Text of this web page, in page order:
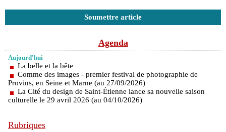
Soumettre article
Agenda
Aujourd'hui
La belle et la bête
Comme des images - premier festival de photographie de
Provins, en Seine et Marne (au 27/09/2026)
La Cité du design de Saint-Étienne lance sa nouvelle saison
culturelle le 29 avril 2026 (au 04/10/2026)
Rubriques